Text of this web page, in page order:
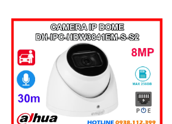
hồng ngoại 30m kết hợp đèn trợ sáng.
Tích hợp micro thu âm, khe cắm thẻ
nhớ đến 512GB và công nghệ AI thông
minh giúp phân biệt chính xác người và
phương tiện hỗ trợ POE, giảm thiểu
báo động giả hiệu quả